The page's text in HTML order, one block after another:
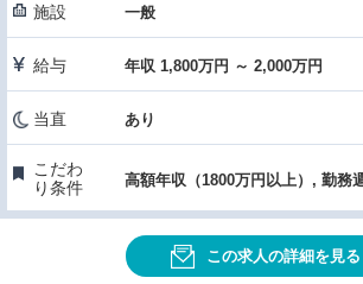
施設 一般
給与 年収 1,800万円 ～ 2,000万円
当直 あり
こだわ
り条件
この求人の詳細を見る